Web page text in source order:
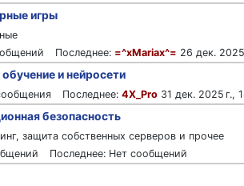
игры
=^xMariax^= 26 дек. 2025
и нейросети
4X_Pro 31 дек. 2025 г.,
безопасность
защита собственных серверов и прочее
Нет сообщений